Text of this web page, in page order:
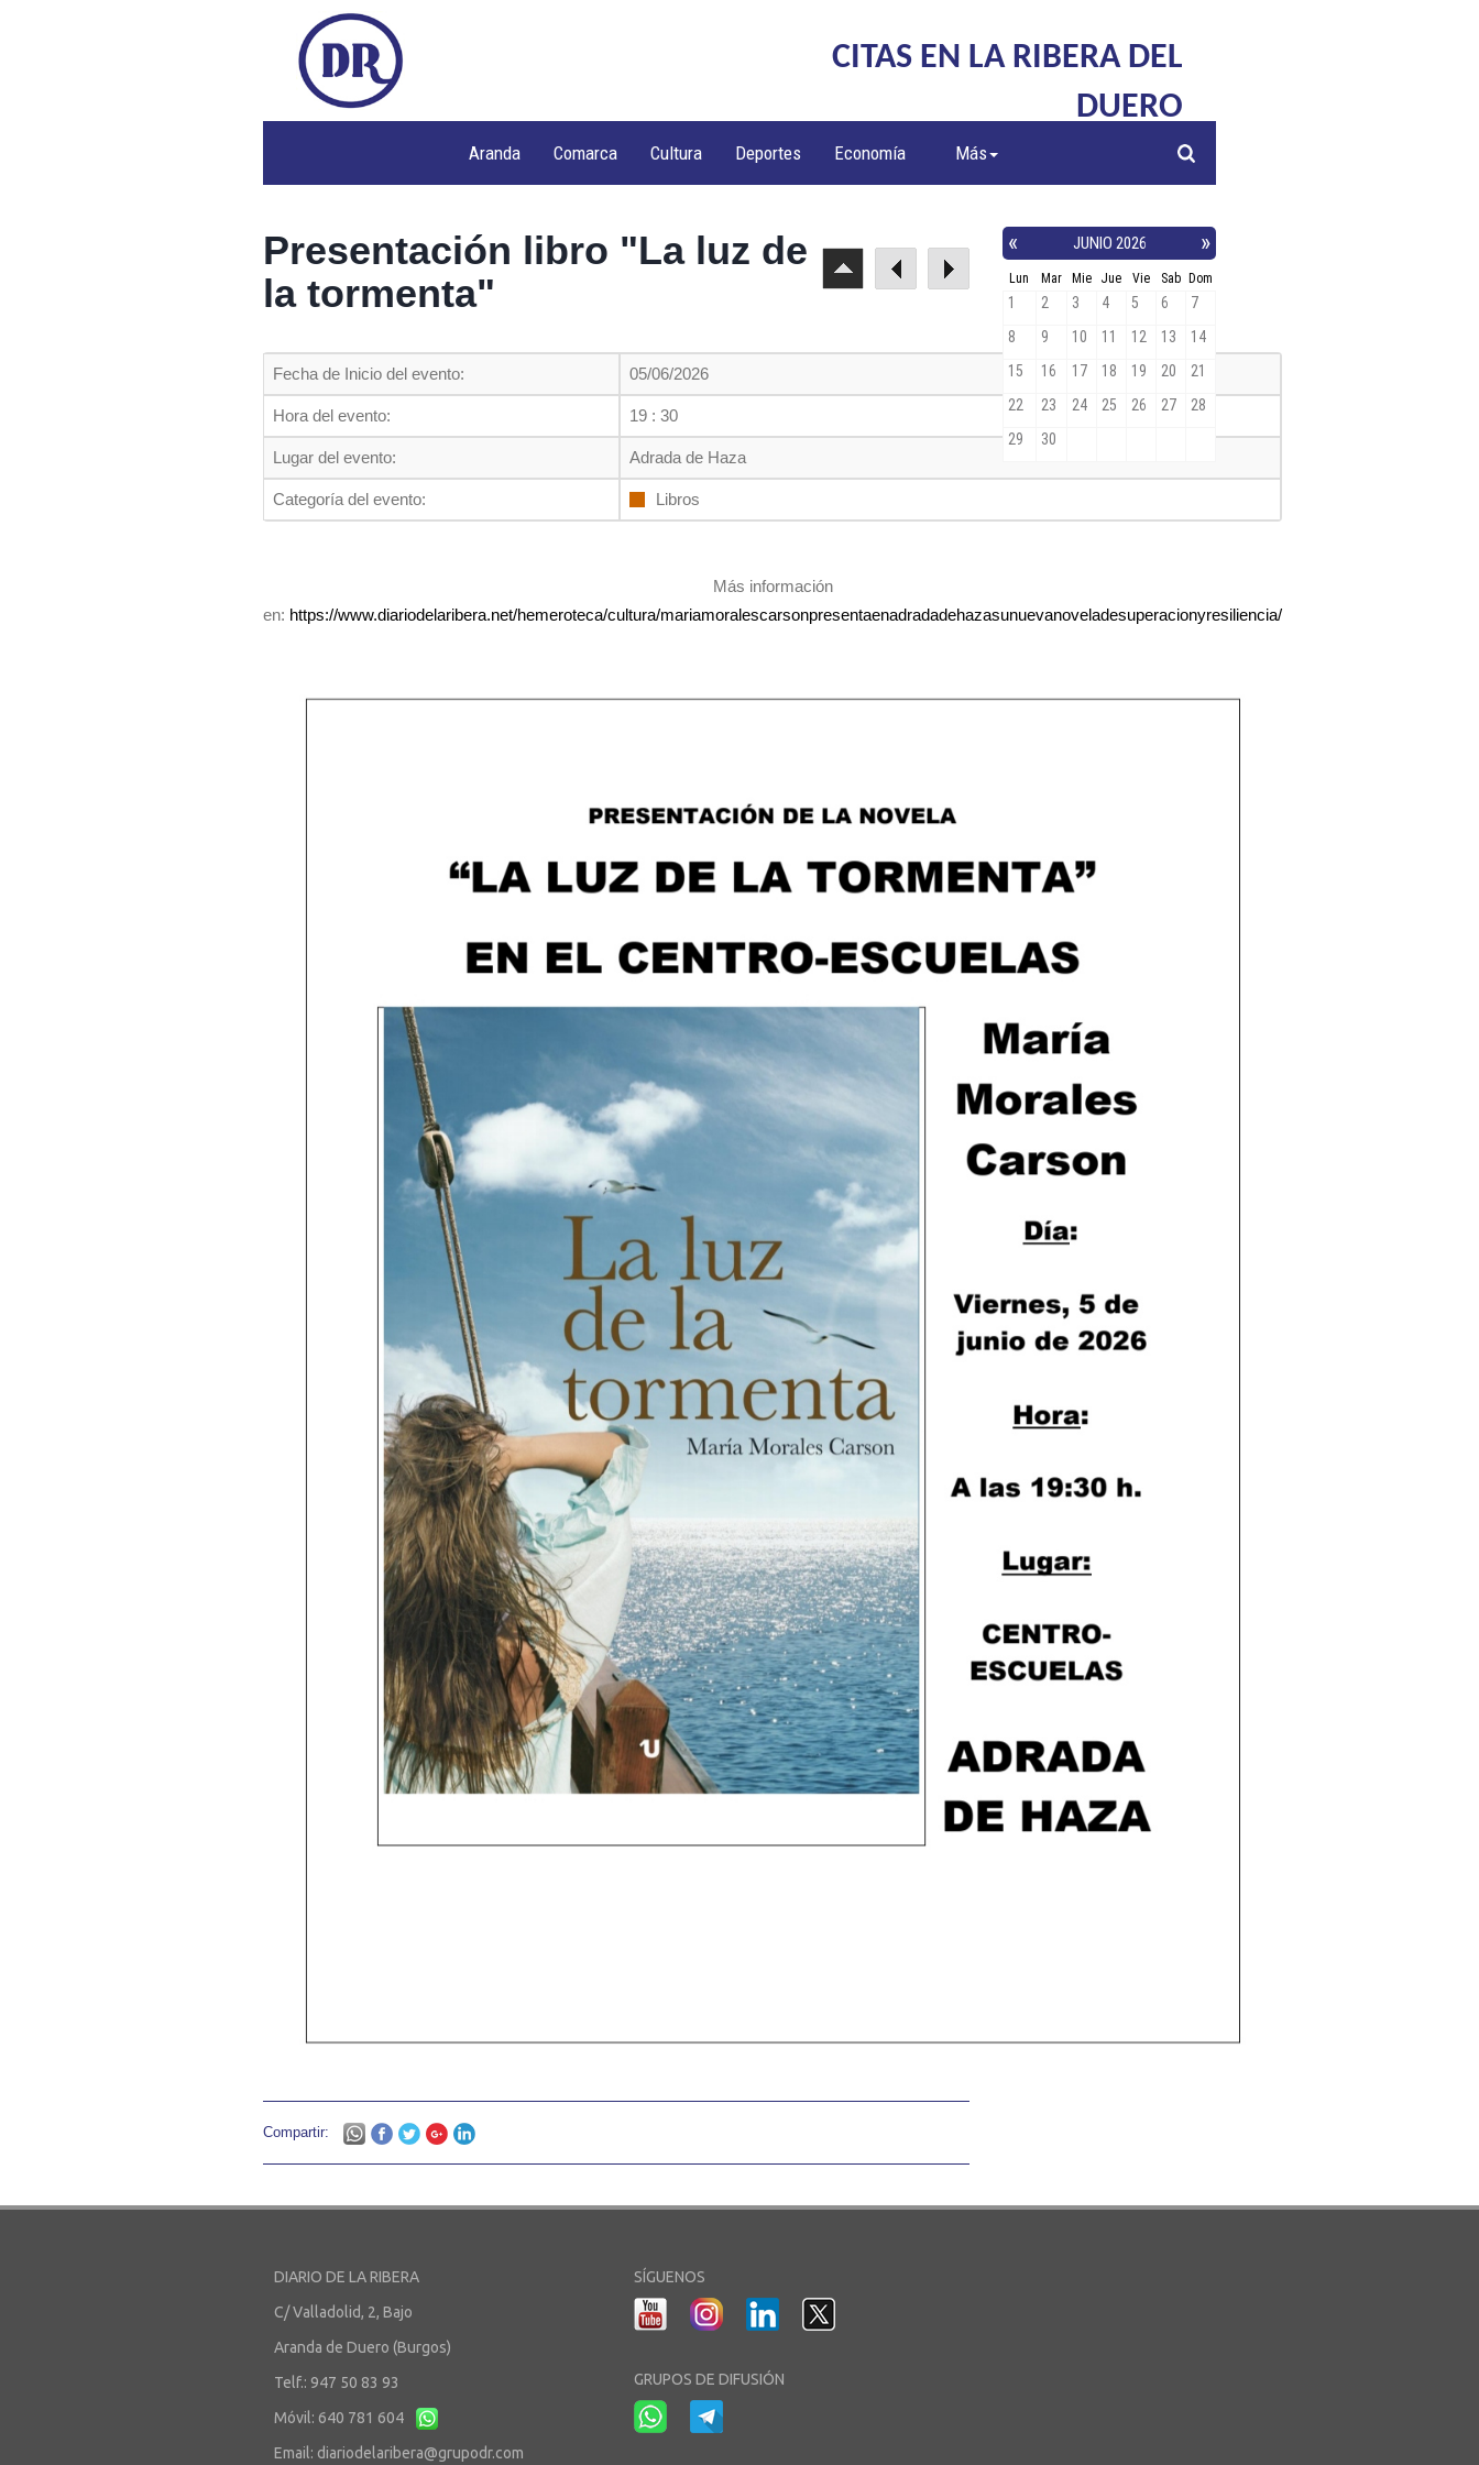
CITAS EN LA RIBERA DEL
DUERO
Aranda Comarca Cultura Deportes Economía Más
Presentación libro "La luz de
la tormenta"
Fecha de Inicio del evento: 05/06/2026
Hora del evento: 19 : 30
Lugar del evento: Adrada de Haza
Categoría del evento: Libros
Más información
en: https://www.diariodelaribera.net/hemeroteca/cultura/mariamoralescarsonpresentaenadradadehazasunuevanoveladesuperacionyresiliencia/
Compartir:
DIARIO DE LA RIBERA
C/ Valladolid, 2, Bajo
Aranda de Duero (Burgos)
Telf.: 947 50 83 93
Móvil: 640 781 604
Email: diariodelaribera@grupodr.com
SÍGUENOS
GRUPOS DE DIFUSIÓN